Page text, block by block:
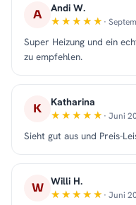
A Andi W.
·
Super Heizung und ein
zu empfehlen.
K Katharina
· Juni
Sieht gut aus und Preis-
W Willi H.
· Juni